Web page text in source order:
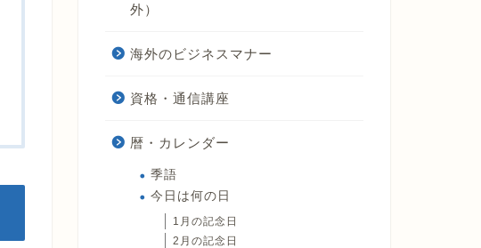
外）
海外のビジネスマナー
資格・通信講座
暦・カレンダー
季語
今日は何の日
1月の記念日
2月の記念日